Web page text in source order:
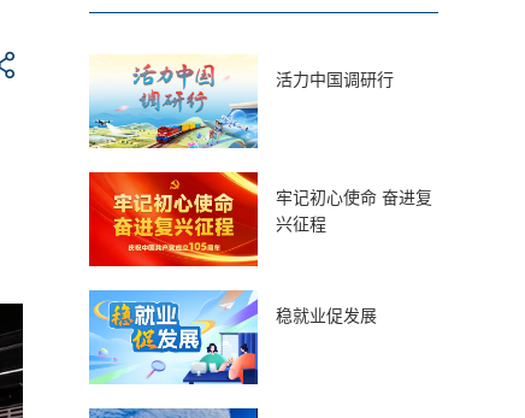
活力中国调研行
牢记初心使命 奋进复
兴征程
稳就业促发展